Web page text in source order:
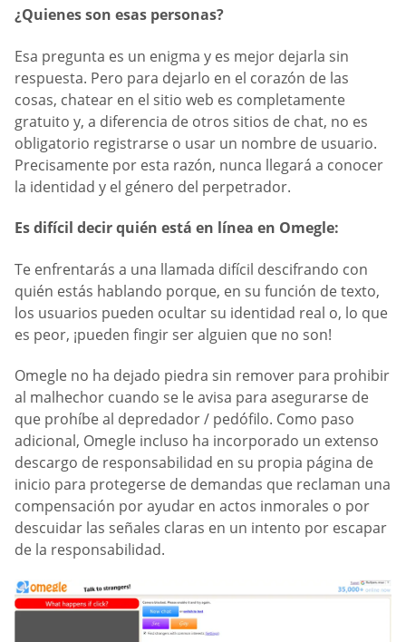
¿Quienes son esas personas?
Esa pregunta es un enigma y es mejor dejarla sin
respuesta. Pero para dejarlo en el corazón de las
cosas, chatear en el sitio web es completamente
gratuito y, a diferencia de otros sitios de chat, no es
obligatorio registrarse o usar un nombre de usuario.
Precisamente por esta razón, nunca llegará a conocer
la identidad y el género del perpetrador.
Es difícil decir quién está en línea en Omegle:
Te enfrentarás a una llamada difícil descifrando con
quién estás hablando porque, en su función de texto,
los usuarios pueden ocultar su identidad real o, lo que
es peor, ¡pueden fingir ser alguien que no son!
Omegle no ha dejado piedra sin remover para prohibir
al malhechor cuando se le avisa para asegurarse de
que prohíbe al depredador / pedófilo. Como paso
adicional, Omegle incluso ha incorporado un extenso
descargo de responsabilidad en su propia página de
inicio para protegerse de demandas que reclaman una
compensación por ayudar en actos inmorales o por
descuidar las señales claras en un intento por escapar
de la responsabilidad.